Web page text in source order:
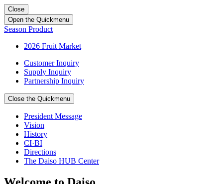
Close
Open the Quickmenu
Season Product
2026 Fruit Market
Customer Inquiry
Supply Inquiry
Partnership Inquiry
Close the Quickmenu
President Message
Vision
History
CI·BI
Directions
The Daiso HUB Center